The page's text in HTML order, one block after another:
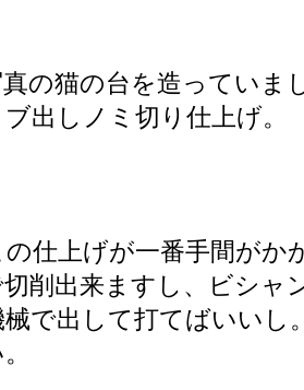
の猫の台を造っていま
出しノミ切り仕上げ。
仕上げが一番手間がか
削出来ますし、ビシャ
で出して打てばいいし